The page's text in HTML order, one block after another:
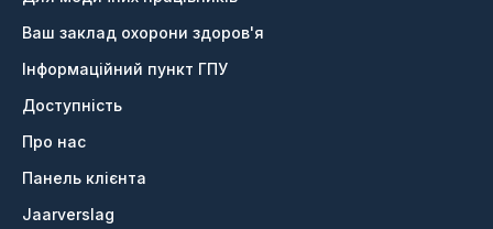
Ваш заклад охорони здоров'я
Інформаційний пункт ГПУ
Доступність
Про нас
Панель клієнта
Jaarverslag